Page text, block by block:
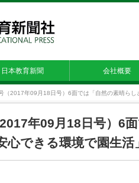
日本教育新聞 会社概要
（2017年09月18日号）6面では「自然の素晴ら
年09月18日号）6
心できる環境で園生活